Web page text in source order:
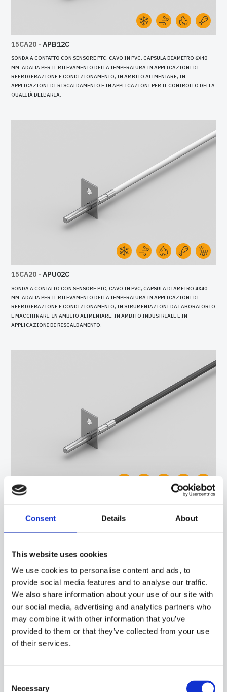
Consent Details About
This website uses cookies
We use cookies to personalise content and ads, to
provide social media features and to analyse our traffic.
We also share information about your use of our site with
our social media, advertising and analytics partners who
may combine it with other information that you’ve
provided to them or that they’ve collected from your use
of their services.
Necessary
15CA20 - APB12C
SONDA A CONTATTO CON SENSORE PTC, CAVO IN PVC, CAPSULA DIAMETRO 6X40
MM. ADATTA PER IL RILEVAMENTO DELLA TEMPERATURA IN APPLICAZIONI DI
REFRIGERAZIONE E CONDIZIONAMENTO, IN AMBITO ALIMENTARE, IN
APPLICAZIONI DI RISCALDAMENTO E IN APPLICAZIONI PER IL CONTROLLO DELLA
QUALITÀ DELL'ARIA.
15CA20 - APU02C
SONDA A CONTATTO CON SENSORE PTC, CAVO IN PVC, CAPSULA DIAMETRO 4X40
MM. ADATTA PER IL RILEVAMENTO DELLA TEMPERATURA IN APPLICAZIONI DI
REFRIGERAZIONE E CONDIZIONAMENTO, IN STRUMENTAZIONI DA LABORATORIO
E MACCHINARI, IN AMBITO ALIMENTARE, IN AMBITO INDUSTRIALE E IN
APPLICAZIONI DI RISCALDAMENTO.
SONDA A CONTATTO CON SENSORE PT100, CAVO TONDO TPE, CAPSULA DIAMETRO